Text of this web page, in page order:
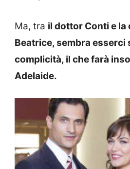
Ma, tra il dottor Conti e la
Beatrice, sembra esserci
complicità, il che farà
Adelaide.